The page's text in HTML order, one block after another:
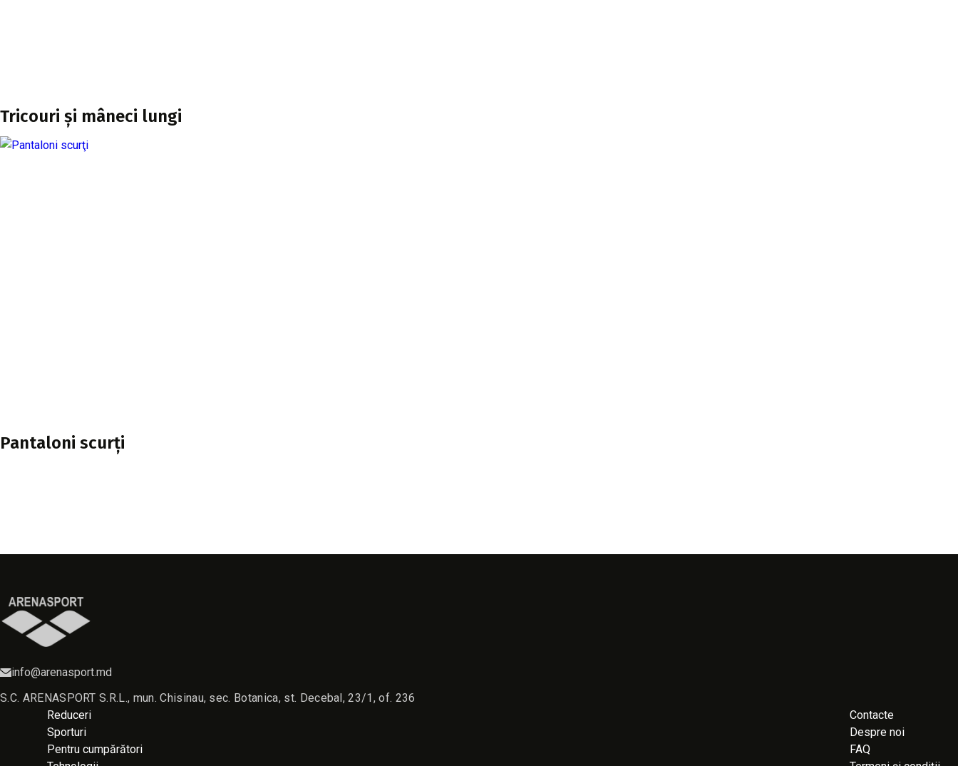
Tricouri și mâneci lungi
Pantaloni scurţi
info@arenasport.md
S.C. ARENASPORT S.R.L., mun. Chisinau, sec. Botanica, st. Decebal, 23/1, of. 236
Reduceri
Sporturi
Pentru cumpărători
Contacte
Despre noi
FAQ